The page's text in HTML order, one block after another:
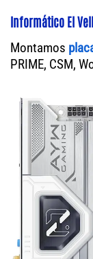
Informático El
Montamos
PRIME, CSM,